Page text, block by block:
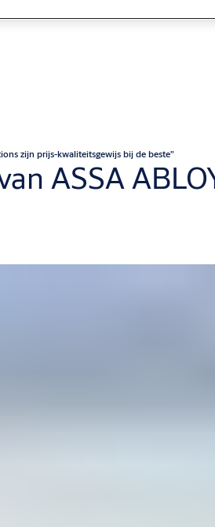
zijn prijs-kwaliteitsgewijs bij de beste”
ASSA